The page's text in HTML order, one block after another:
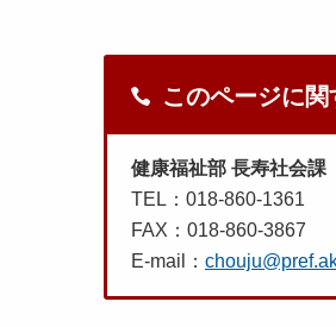
このページに
健康福祉部 長寿社会課
TEL：018-860-1361
FAX：018-860-3867
E-mail：